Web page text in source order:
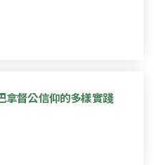
拿督公信仰的多樣實踐